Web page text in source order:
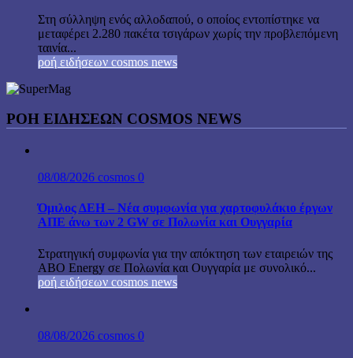
Στη σύλληψη ενός αλλοδαπού, ο οποίος εντοπίστηκε να
μεταφέρει 2.280 πακέτα τσιγάρων χωρίς την προβλεπόμενη
ταινία...
ροή ειδήσεων cosmos news
ΡΟΉ ΕΙΔΉΣΕΩΝ COSMOS NEWS
08/08/2026 cosmos 0
Όμιλος ΔΕΗ – Νέα συμφωνία για χαρτοφυλάκιο έργων
ΑΠΕ άνω των 2 GW σε Πολωνία και Ουγγαρία
Στρατηγική συμφωνία για την απόκτηση των εταιρειών της
ABO Energy σε Πολωνία και Ουγγαρία με συνολικό...
ροή ειδήσεων cosmos news
08/08/2026 cosmos 0